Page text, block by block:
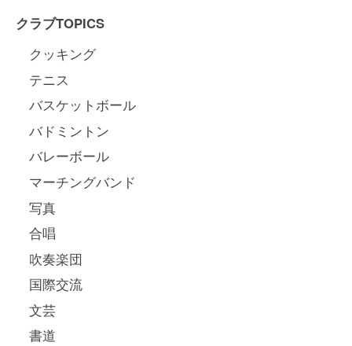
クラブTOPICS
クッキング
テニス
バスケットボール
バドミントン
バレーボール
マーチングバンド
写真
合唱
吹奏楽団
国際交流
文芸
書道